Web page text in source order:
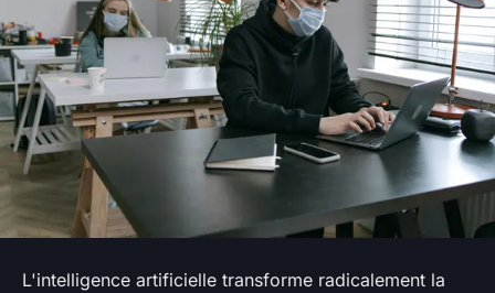
L'intelligence artificielle transforme radicalement la